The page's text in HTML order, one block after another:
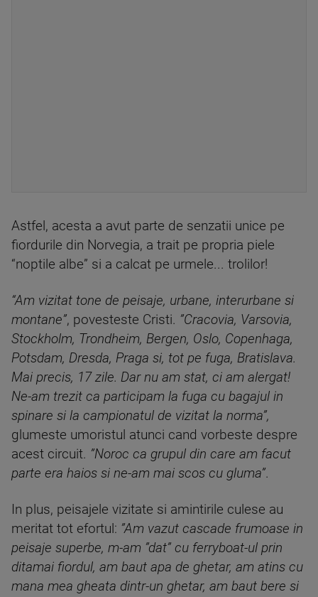
Astfel, acesta a avut parte de senzatii unice pe
fiordurile din Norvegia, a trait pe propria piele
“noptile albe” si a calcat pe urmele... trolilor!
“Am vizitat tone de peisaje, urbane, interurbane si
montane”, povesteste Cristi. ”Cracovia, Varsovia,
Stockholm, Trondheim, Bergen, Oslo, Copenhaga,
Potsdam, Dresda, Praga si, tot pe fuga, Bratislava.
Mai precis, 17 zile. Dar nu am stat, ci am alergat!
Ne-am trezit ca participam la fuga cu bagajul in
spinare si la campionatul de vizitat la norma”,
glumeste umoristul atunci cand vorbeste despre
acest circuit. ”Noroc ca grupul din care am facut
parte era haios si ne-am mai scos cu gluma”.
In plus, peisajele vizitate si amintirile culese au
meritat tot efortul: ”Am vazut cascade frumoase in
peisaje superbe, m-am ”dat” cu ferryboat-ul prin
ditamai fiordul, am baut apa de ghetar, am atins cu
mana mea gheata dintr-un ghetar, am baut bere si